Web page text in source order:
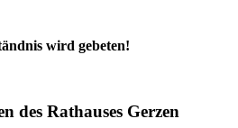
wird gebeten!
des Rathauses Gerzen